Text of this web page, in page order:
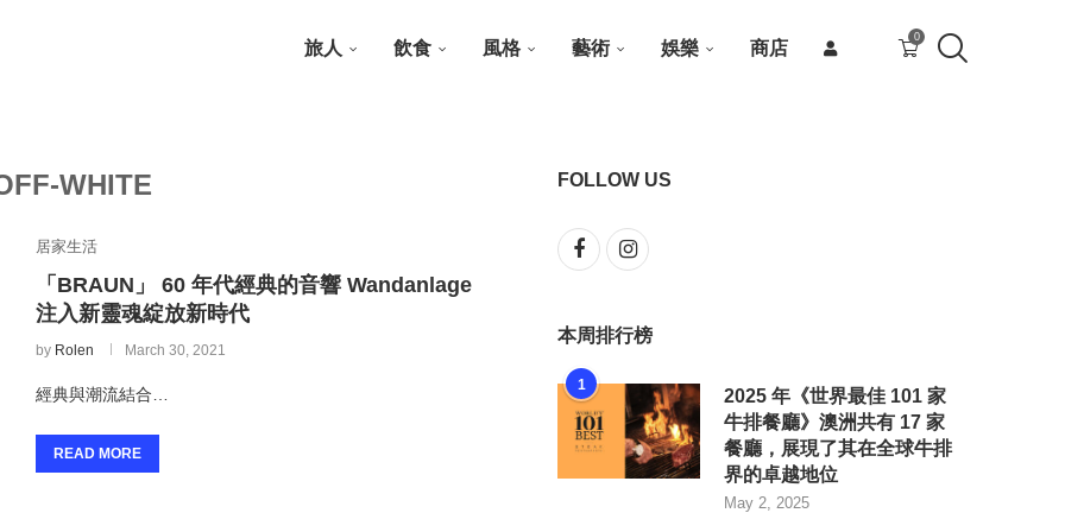
旅人 飲食 風格 藝術 娛樂 商店
0
WHITE
居家生活
「BRAUN」 60 年代經典的音響 Wandanlage
注入新靈魂綻放新時代
by Rolen March 30, 2021
經典與潮流結合…
READ MORE
FOLLOW US
本周排行榜
1
2025 年《世界最佳 101 家
牛排餐廳》澳洲共有 17 家
餐廳，展現了其在全球牛排
界的卓越地位
May 2, 2025